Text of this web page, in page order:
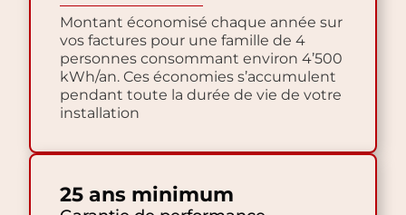
Montant économisé chaque année sur
vos factures pour une famille de 4
personnes consommant environ 4’500
kWh/an. Ces économies s’accumulent
pendant toute la durée de vie de votre
installation
25 ans minimum